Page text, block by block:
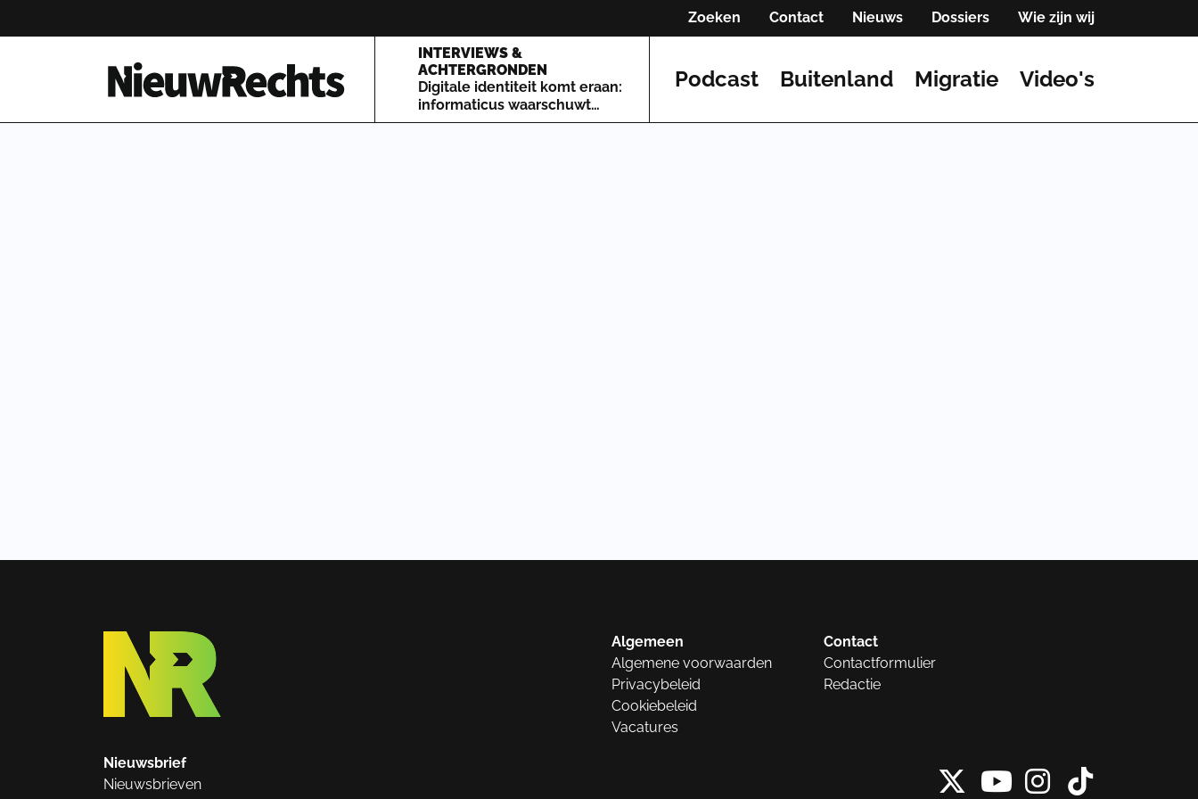
Zoeken Contact Nieuws Dossiers Wie zijn wij
Homepage van NieuwRechts
INTERVIEWS &
ACHTERGRONDEN
Digitale identiteit komt eraan:
informaticus waarschuwt
voor de gevolgen
Podcast Buitenland Migratie Video's
Algemeen
Algemene voorwaarden
Privacybeleid
Cookiebeleid
Vacatures
Contact
Contactformulier
Redactie
Nieuwsbrief
Nieuwsbrieven
X vanInstagram
Tiktok